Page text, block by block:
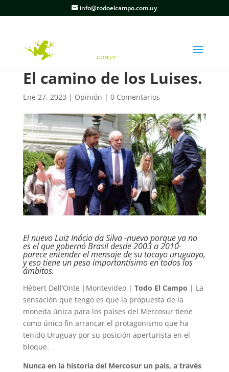
info@todoelcampo.com.uy
El camino de los Luises.
Ene 27, 2023 | Opinión | 0 Comentarios
El nuevo Luiz Inácio da Silva -nuevo porque ya no
es el que gobernó Brasil desde 2003 a 2010-
parece entender el mensaje de su tocayo uruguayo,
y eso tiene un peso importantísimo en todos los
ámbitos.
Hébert Dell’Onte |Montevideo | Todo El Campo | La
sensación que tengo es que la propuesta de la
moneda única para los países del Mercosur tiene
como único fin arrancar el protagonismo que ha
tenido Uruguay por su posición aperturista en el
bloque.
Nunca en la historia del Mercosur un país, a través